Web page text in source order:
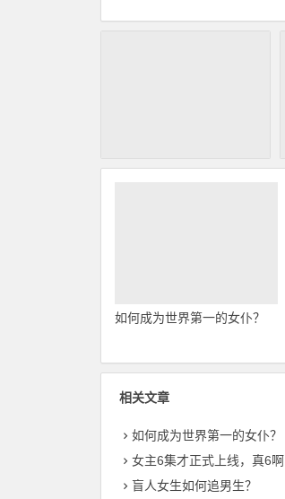
如何成为世界第一的女仆？
相关文章
如何成为世界第一的女仆？
女主6集才正式上线，真6啊
盲人女生如何追男生？